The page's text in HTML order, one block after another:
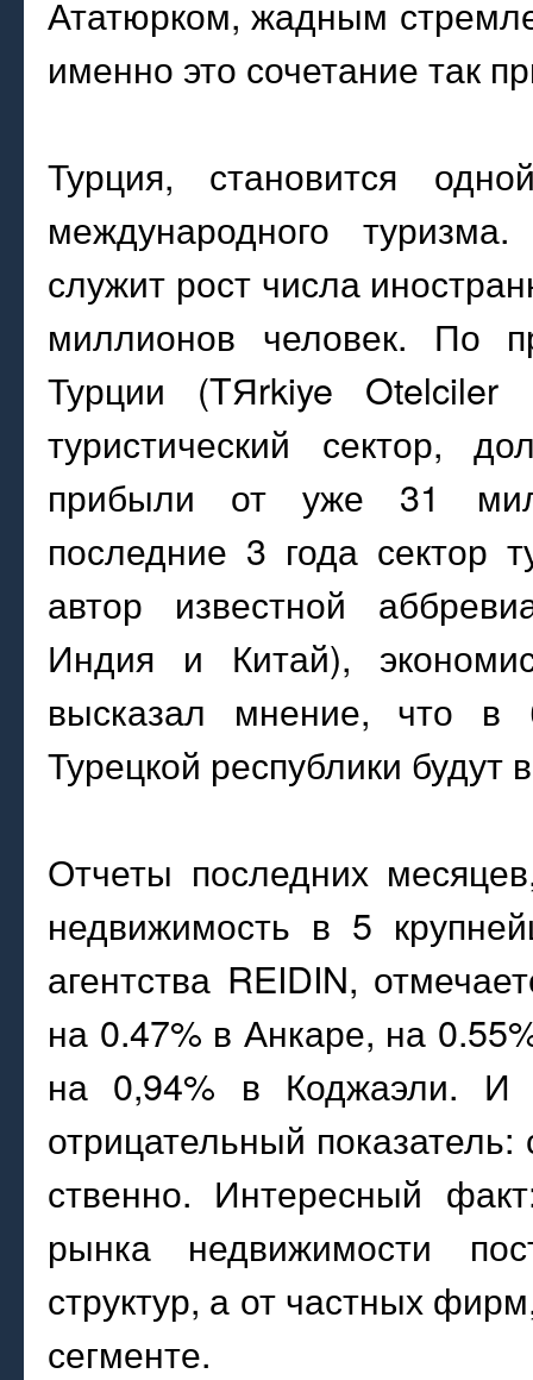
Ататюрком, жадным
именно это сочетание так
Турция, становится
международного
служит рост числа
миллионов человек. По
Турции (TЯrkiye
туристический сектор,
прибыли от уже 31
последние 3 года сектор
автор известной
Индия и Китай),
высказал мнение, что в
Турецкой республики
Отчеты последних
недвижимость в 5
агентства REIDIN,
на 0.47% в Анкаре, на
на 0,94% в Коджаэли. И
отрицательный
ственно. Интересный
рынка недвижимости
структур, а от частных
сегменте.